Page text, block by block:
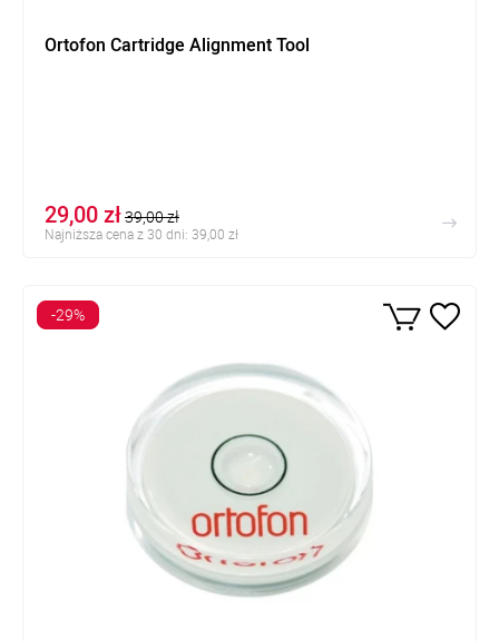
Ortofon Cartridge Alignment Tool
29,00 zł39,00 zł
Najniższa cena z 30 dni: 39,00 zł
-29%